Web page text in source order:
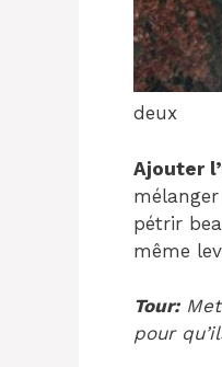
deux
Ajouter
pétrir
même
Tour:
pour